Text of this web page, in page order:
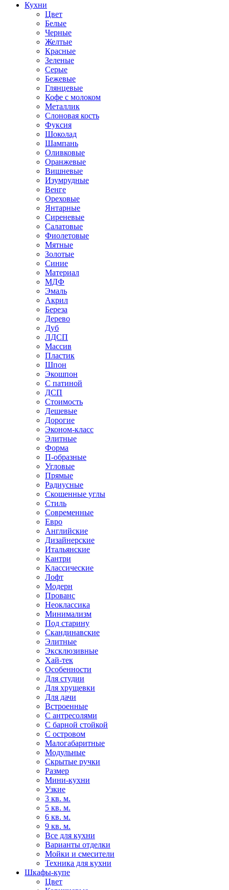
Кухни
Цвет
Белые
Черные
Желтые
Красные
Зеленые
Серые
Бежевые
Глянцевые
Кофе с молоком
Металлик
Слоновая кость
Фуксия
Шоколад
Шампань
Оливковые
Оранжевые
Вишневые
Изумрудные
Венге
Ореховые
Янтарные
Сиреневые
Салатовые
Фиолетовые
Мятные
Золотые
Синие
Материал
МДФ
Эмаль
Акрил
Береза
Дерево
Дуб
ЛДСП
Массив
Пластик
Шпон
Экошпон
С патиной
ДСП
Стоимость
Дешевые
Дорогие
Эконом-класс
Элитные
Форма
П-образные
Угловые
Прямые
Радиусные
Скошенные углы
Стиль
Современные
Евро
Английские
Дизайнерские
Итальянские
Кантри
Классические
Лофт
Модерн
Прованс
Неоклассика
Минимализм
Под старину
Скандинавские
Элитные
Эксклюзивные
Хай-тек
Особенности
Для студии
Для хрущевки
Для дачи
Встроенные
С антресолями
С барной стойкой
С островом
Малогабаритные
Модульные
Скрытые ручки
Размер
Мини-кухни
Узкие
3 кв. м.
5 кв. м.
6 кв. м.
9 кв. м.
Все для кухни
Варианты отделки
Мойки и смесители
Техника для кухни
Шкафы-купе
Цвет